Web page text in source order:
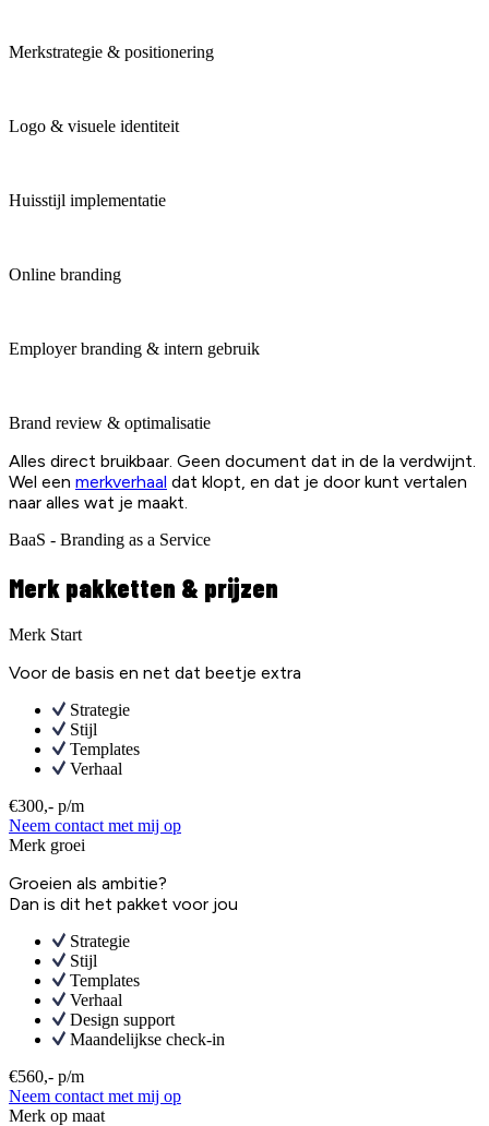
Merkstrategie & positionering
Logo & visuele identiteit
Huisstijl implementatie
Online branding
Employer branding & intern gebruik
Brand review & optimalisatie
Alles direct bruikbaar. Geen document dat in de la verdwijnt.
Wel een merkverhaal dat klopt, en dat je door kunt vertalen
naar alles wat je maakt.
BaaS - Branding as a Service
Merk pakketten & prijzen
Merk Start
Voor de basis en net dat beetje extra
Strategie
Stijl
Templates
Verhaal
€300,- p/m
Neem contact met mij op
Merk groei
Groeien als ambitie?
Dan is dit het pakket voor jou
Strategie
Stijl
Templates
Verhaal
Design support
Maandelijkse check-in
€560,- p/m
Neem contact met mij op
Merk op maat